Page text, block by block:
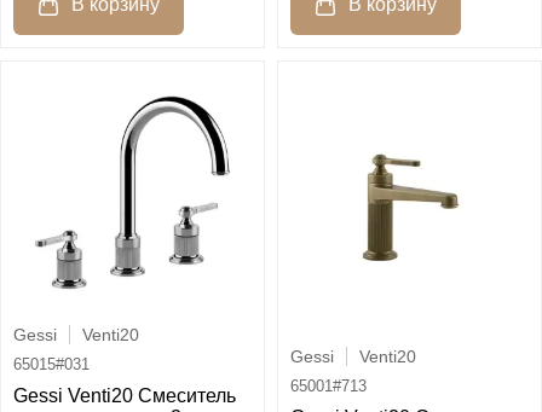
Gessi Venti20
65015#031
Gessi Venti20 Смеситель
Gessi Venti20
65001#713